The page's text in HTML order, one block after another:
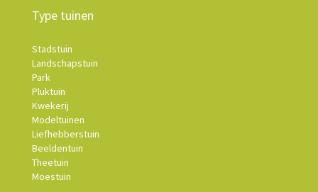
Type tuinen
Stadstuin
Landschapstuin
Park
Pluktuin
Kwekerij
Modeltuinen
Liefhebberstuin
Beeldentuin
Theetuin
Moestuin